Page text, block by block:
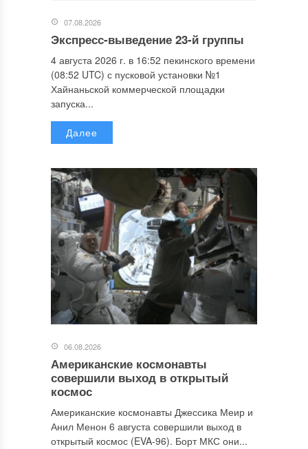
07.08.2026
Экспресс-выведение 23-й группы
4 августа 2026 г. в 16:52 пекинского времени
(08:52 UTC) с пусковой установки №1
Хайнаньской коммерческой площадки
запуска...
Далее
06.08.2026
Американские космонавты
совершили выход в открытый
космос
Американские космонавты Джессика Меир и
Анил Менон 6 августа совершили выход в
открытый космос (EVA-96). Борт МКС они...